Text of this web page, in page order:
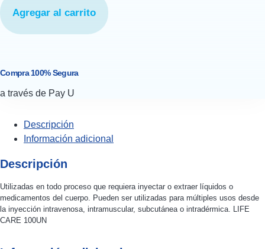
Agregar al carrito
Compra 100% Segura
a través de Pay U
Descripción
Información adicional
Descripción
Utilizadas en todo proceso que requiera inyectar o extraer líquidos o
medicamentos del cuerpo. Pueden ser utilizadas para múltiples usos desde
la inyección intravenosa, intramuscular, subcutánea o intradérmica. LIFE
CARE 100UN